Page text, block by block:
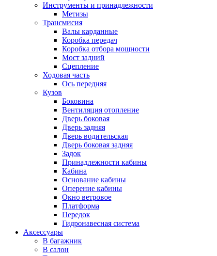
Инструменты и принадлежности
Метизы
Трансмисия
Валы карданные
Коробка передач
Коробка отбора мощности
Мост задний
Сцепление
Ходовая часть
Ось передняя
Кузов
Боковина
Вентиляция отопление
Дверь боковая
Дверь задняя
Дверь водительская
Дверь боковая задняя
Задок
Принадлежности кабины
Кабина
Основание кабины
Оперение кабины
Окно ветровое
Платформа
Передок
Гидронавесная система
Аксессуары
В багажник
В салон